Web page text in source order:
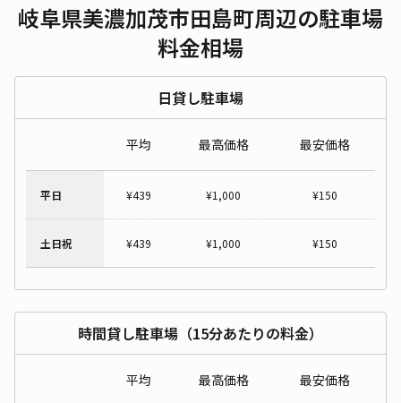
岐阜県美濃加茂市田島町周辺の駐車場
料金相場
日貸し駐車場
平均 最高価格 最安価格
平日 ¥439 ¥1,000 ¥150
土日祝 ¥439 ¥1,000 ¥150
時間貸し駐車場（15分あたりの料金）
平均 最高価格 最安価格